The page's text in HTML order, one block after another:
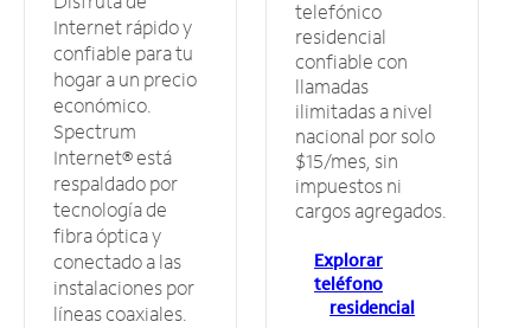
Internet rápido y
confiable para tu
hogar a un precio
económico.
Spectrum
Internet® está
respaldado por
tecnología de
fibra óptica y
conectado a las
instalaciones por
líneas coaxiales.
telefónico
residencial
confiable con
llamadas
ilimitadas a nivel
nacional por solo
$15/mes, sin
impuestos ni
cargos agregados.
Explorar
teléfono
residencial